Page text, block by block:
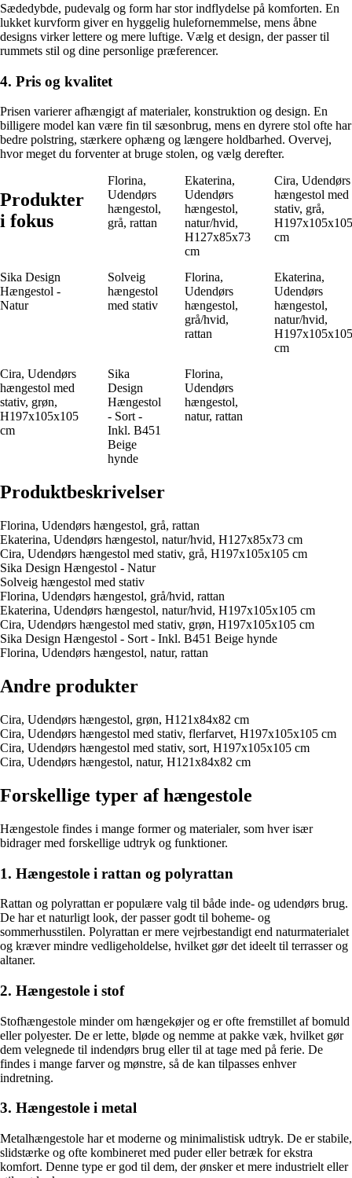
Sædedybde, pudevalg og form har stor indflydelse på komforten. En
lukket kurvform giver en hyggelig hulefornemmelse, mens åbne
designs virker lettere og mere luftige. Vælg et design, der passer til
rummets stil og dine personlige præferencer.
4. Pris og kvalitet
Prisen varierer afhængigt af materialer, konstruktion og design. En
billigere model kan være fin til sæsonbrug, mens en dyrere stol ofte har
bedre polstring, stærkere ophæng og længere holdbarhed. Overvej,
hvor meget du forventer at bruge stolen, og vælg derefter.
Produkter
i fokus
Florina,
Udendørs
hængestol,
grå, rattan
Ekaterina,
Udendørs
hængestol,
natur/hvid,
H127x85x73
cm
Cira, Udendørs
hængestol med
stativ, grå,
H197x105x105
cm
Sika Design
Hængestol -
Natur
Solveig
hængestol
med stativ
Florina,
Udendørs
hængestol,
grå/hvid,
rattan
Ekaterina,
Udendørs
hængestol,
natur/hvid,
H197x105x105
cm
Cira, Udendørs
hængestol med
stativ, grøn,
H197x105x105
cm
Sika
Design
Hængestol
- Sort -
Inkl. B451
Beige
hynde
Florina,
Udendørs
hængestol,
natur, rattan
Produktbeskrivelser
Florina, Udendørs hængestol, grå, rattan
Ekaterina, Udendørs hængestol, natur/hvid, H127x85x73 cm
Cira, Udendørs hængestol med stativ, grå, H197x105x105 cm
Sika Design Hængestol - Natur
Solveig hængestol med stativ
Florina, Udendørs hængestol, grå/hvid, rattan
Ekaterina, Udendørs hængestol, natur/hvid, H197x105x105 cm
Cira, Udendørs hængestol med stativ, grøn, H197x105x105 cm
Sika Design Hængestol - Sort - Inkl. B451 Beige hynde
Florina, Udendørs hængestol, natur, rattan
Andre produkter
Cira, Udendørs hængestol, grøn, H121x84x82 cm
Cira, Udendørs hængestol med stativ, flerfarvet, H197x105x105 cm
Cira, Udendørs hængestol med stativ, sort, H197x105x105 cm
Cira, Udendørs hængestol, natur, H121x84x82 cm
Forskellige typer af hængestole
Hængestole findes i mange former og materialer, som hver især
bidrager med forskellige udtryk og funktioner.
1. Hængestole i rattan og polyrattan
Rattan og polyrattan er populære valg til både inde- og udendørs brug.
De har et naturligt look, der passer godt til boheme- og
sommerhusstilen. Polyrattan er mere vejrbestandigt end naturmaterialet
og kræver mindre vedligeholdelse, hvilket gør det ideelt til terrasser og
altaner.
2. Hængestole i stof
Stofhængestole minder om hængekøjer og er ofte fremstillet af bomuld
eller polyester. De er lette, bløde og nemme at pakke væk, hvilket gør
dem velegnede til indendørs brug eller til at tage med på ferie. De
findes i mange farver og mønstre, så de kan tilpasses enhver
indretning.
3. Hængestole i metal
Metalhængestole har et moderne og minimalistisk udtryk. De er stabile,
slidstærke og ofte kombineret med puder eller betræk for ekstra
komfort. Denne type er god til dem, der ønsker et mere industrielt eller